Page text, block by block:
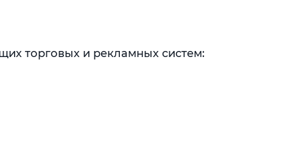
торговых и рекламных систем: